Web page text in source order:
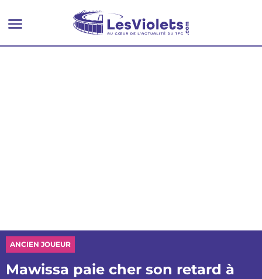
ANCIEN JOUEUR
Mawissa paie cher son retard à